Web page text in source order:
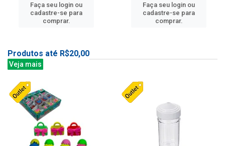
Faça seu login ou
cadastre-se para
comprar.
Faça seu login ou
cadastre-se para
comprar.
Produtos até R$20,00
Veja mais